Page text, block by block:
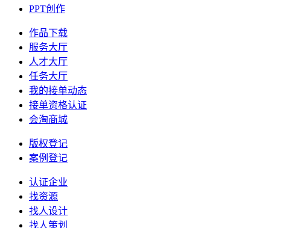
PPT创作
作品下载
服务大厅
人才大厅
任务大厅
我的接单动态
接单资格认证
会淘商城
版权登记
案例登记
认证企业
找资源
找人设计
找人策划